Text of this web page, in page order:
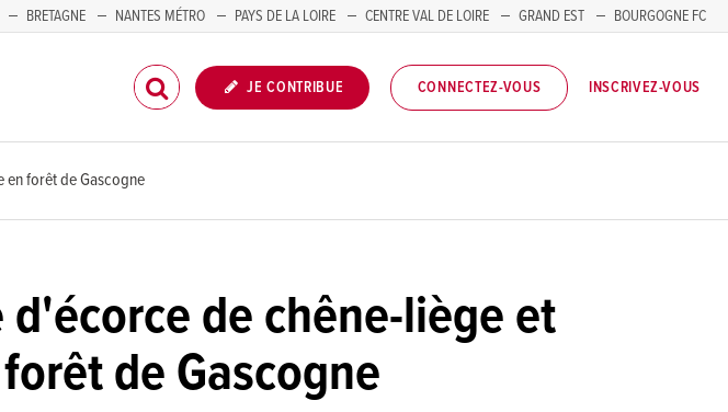
BRETAGNE NANTES MÉTRO PAYS DE LA LOIRE CENTRE VAL DE LOIRE GRAND EST
BOURGOGNE FC
JE CONTRIBUE CONNECTEZ-VOUS INSCRIVEZ-VOUS
en forêt de Gascogne
de chêne-liège et
de Gascogne